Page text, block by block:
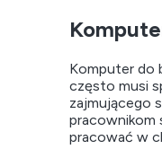
Komputer do
często musi
zajmującego
pracownikom
pracować w